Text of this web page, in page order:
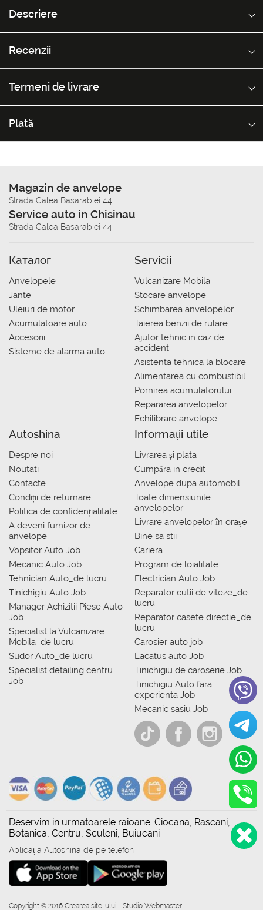
Descriere
Recenzii
Termeni de livrare
Plată
Magazin de anvelope
Strada Calea Basarabiei 44
Service auto in Chisinau
Strada Calea Basarabiei 44
Каталог
Anvelopele
Jante
Uleiuri de motor
Acumulatoare auto
Accesorii
Sisteme de alarma auto
Servicii
Vulcanizare Mobila
Stocare anvelope
Schimbarea anvelopelor
Taierea benzii de rulare
Ajutor tehnic in caz de
accident
Asistenta tehnica la blocare
Alimentarea cu combustibil
Pornirea acumulatorului
Repararea anvelopelor
Echilibrare anvelope
Autoshina
Despre noi
Noutati
Contacte
Condiții de returnare
Politica de confidențialitate
A deveni furnizor de
anvelope
Vopsitor Auto Job
Mecanic Auto Job
Tehnician Auto_de lucru
Tinichigiu Auto Job
Manager Achizitii Piese Auto
Job
Specialist la Vulcanizare
Mobila_de lucru
Sudor Auto_de lucru
Specialist detailing centru
Job
Informații utile
Livrarea şi plata
Сumpăra in credit
Anvelope dupa automobil
Toate dimensiunile
anvelopelor
Livrare anvelopelor în orașe
Bine sa stii
Cariera
Program de loialitate
Electrician Auto Job
Reparator cutii de viteze_de
lucru
Reparator casete directie_de
lucru
Carosier auto job
Lacatus auto Job
Tinichigiu de caroserie Job
Tinichigiu Auto fara
experienta Job
Mecanic sasiu Job
Deservim in urmatoarele raioane: Ciocana, Rascani,
Botanica, Centru, Sculeni, Buiucani
Aplicația Autoshina de pe telefon
Copyright © 2016 Crearea site-ului - Studio Webmaster